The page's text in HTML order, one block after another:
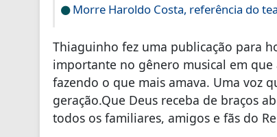
Morre Haroldo Costa, referência do
Thiaguinho fez uma publicação para
importante no gênero musical em que
fazendo o que mais amava. Uma voz
geração.Que Deus receba de braços
todos os familiares, amigos e fãs do